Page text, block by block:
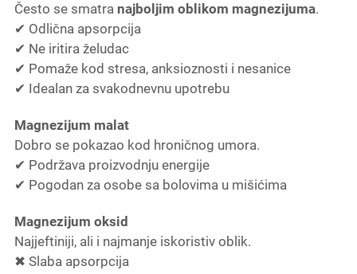
Često se smatra najboljim oblikom magnezijuma.
✔ Odlična apsorpcija
✔ Ne iritira želudac
✔ Pomaže kod stresa, anksioznosti i nesanice
✔ Idealan za svakodnevnu upotrebu
Magnezijum malat
Dobro se pokazao kod hroničnog umora.
✔ Podržava proizvodnju energije
✔ Pogodan za osobe sa bolovima u mišićima
Magnezijum oksid
Najjeftiniji, ali i najmanje iskoristiv oblik.
✖ Slaba apsorpcija